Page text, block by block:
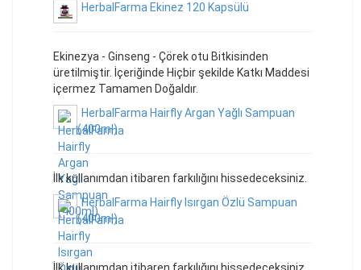
HerbalFarma Ekinez 120 Kapsülü
Ekinezya - Ginseng - Çörek otu Bitkisinden
üretilmiştir. İçeriğinde Hiçbir şekilde Katkı Maddesi
içermez Tamamen Doğaldır.
HerbalFarma Hairfly Argan Yağlı Sampuan
(400ml)
İlk kullanımdan itibaren farkılığını hissedeceksiniz.
HerbalFarma Hairfly Isırgan Özlü Sampuan
(400ml)